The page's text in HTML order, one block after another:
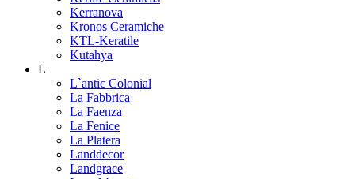
Kerranova
Kronos Ceramiche
KTL-Keratile
Kutahya
L
L`antic Colonial
La Fabbrica
La Faenza
La Fenice
La Platera
Landdecor
Landgrace